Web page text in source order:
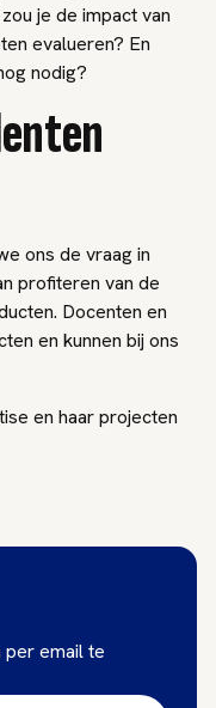
je de impact van
evalueren? En
nodig?
ons de vraag in
profiteren van de
Docenten en
en kunnen bij ons
en haar projecten
email te